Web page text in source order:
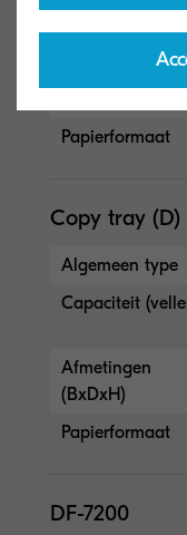
Capaciteit
Papierformaat
Copy tray (D)
Algemeen type
Capaciteit
Afmetingen
(BxDxH)
Papierformaat
DF-7200